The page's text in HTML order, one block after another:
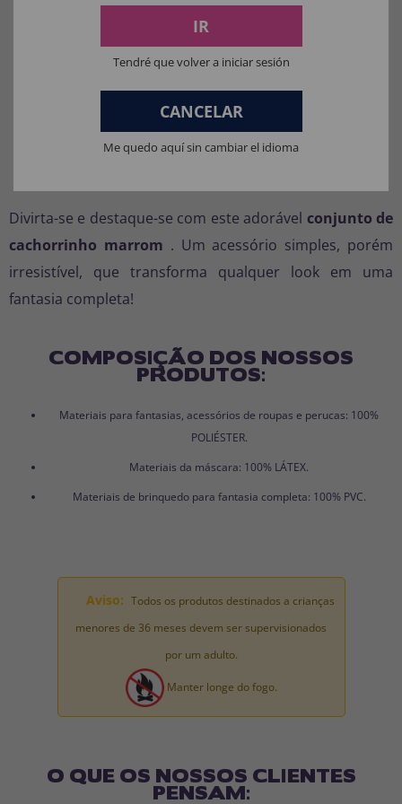
Inclui:tiara, nariz e cauda
acessórios.
Tamanho:Tamanho único (adequado para
crianças e adultos)
Material:Poliéster e PVC
Divirta-se e destaque-se com este adorável conjunto de
cachorrinho marrom . Um acessório simples, porém
irresistível, que transforma qualquer look em uma
fantasia completa!
COMPOSIÇÃO DOS NOSSOS
PRODUTOS:
Materiais para fantasias, acessórios de roupas e perucas: 100%
POLIÉSTER.
Materiais da máscara: 100% LÁTEX.
Materiais de brinquedo para fantasia completa: 100% PVC.
Aviso: Todos os produtos destinados a crianças
menores de 36 meses devem ser supervisionados
por um adulto.
Manter longe do fogo.
O QUE OS NOSSOS CLIENTES
PENSAM:
IR
Tendré que volver a iniciar sesión
CANCELAR
Me quedo aquí sin cambiar el idioma